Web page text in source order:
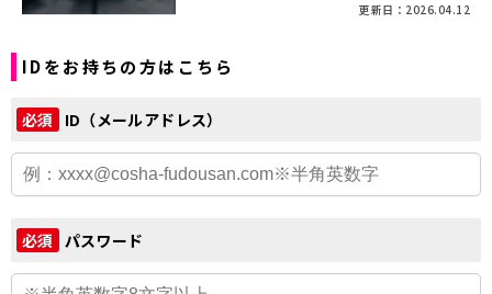
更新日：2026.04.12
IDをお持ちの方はこちら
必須 ID（メールアドレス）
必須 パスワード